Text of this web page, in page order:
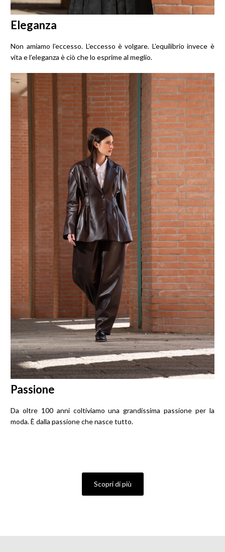
Eleganza
Non amiamo l’eccesso. L’eccesso è volgare. L’equilibrio invece è
vita e l’eleganza è ciò che lo esprime al meglio.
Passione
Da oltre 100 anni coltiviamo una grandissima passione per la
moda. È dalla passione che nasce tutto.
Scopri di più